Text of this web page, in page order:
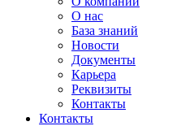
О нас
База знаний
Новости
Документы
Карьера
Реквизиты
Контакты
Контакты